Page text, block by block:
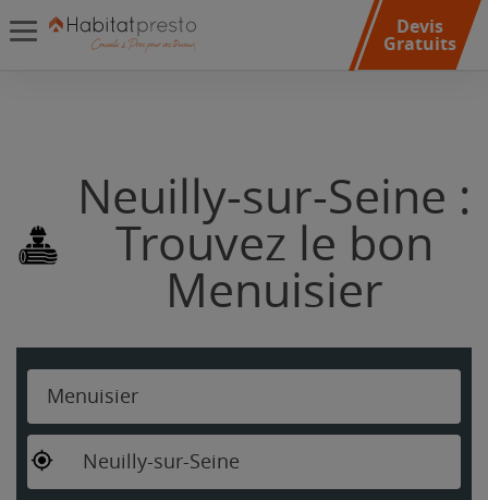
Devis
Gratuits
Neuilly-sur-Seine :
Trouvez le bon
Menuisier
Menuisier
Neuilly-sur-Seine